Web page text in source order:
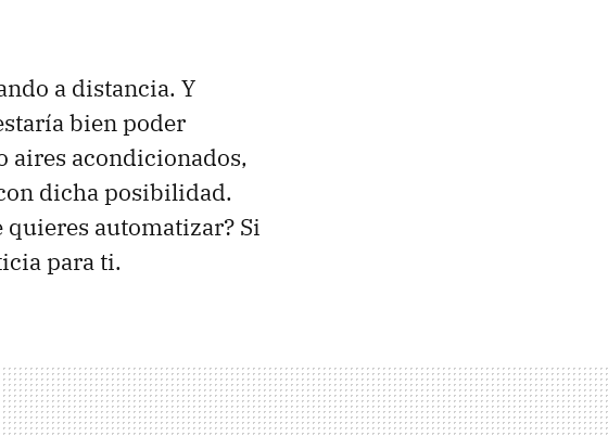
a distancia. Y
bien poder
aires acondicionados,
dicha posibilidad.
automatizar? Si
para ti.